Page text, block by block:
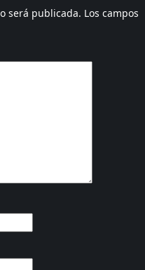
será publicada. Los campos